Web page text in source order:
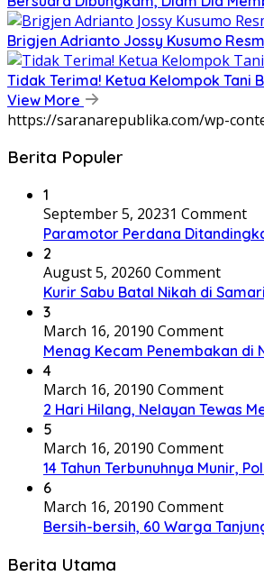
Brigjen Adrianto Jossy Kusumo
Tidak Terima! Ketua Kelompok Tani
View More
https://saranarepublika.com/wp-
Berita Populer
1
September 5, 20231 Comment
Paramotor Perdana
2
August 5, 20260 Comment
Kurir Sabu Batal Nikah di
3
March 16, 20190 Comment
Menag Kecam Penembakan di
4
March 16, 20190 Comment
2 Hari Hilang, Nelayan Tewas
5
March 16, 20190 Comment
14 Tahun Terbunuhnya Munir,
6
March 16, 20190 Comment
Bersih-bersih, 60 Warga
Berita Utama